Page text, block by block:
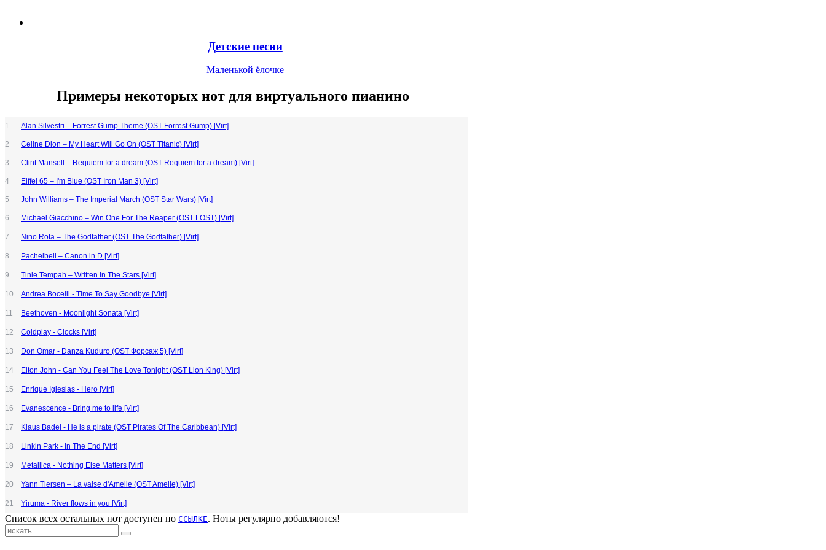
Детские песни
Маленькой ёлочке
Примеры некоторых нот для виртуального пианино
1 Alan Silvestri – Forrest Gump Theme (OST Forrest Gump) [Virt]
2 Celine Dion – My Heart Will Go On (OST Titanic) [Virt]
3 Clint Mansell – Requiem for a dream (OST Requiem for a dream) [Virt]
4 Eiffel 65 – I'm Blue (OST Iron Man 3) [Virt]
5 John Williams – The Imperial March (OST Star Wars) [Virt]
6 Michael Giacchino – Win One For The Reaper (OST LOST) [Virt]
7 Nino Rota – The Godfather (OST The Godfather) [Virt]
8 Pachelbell – Canon in D [Virt]
9 Tinie Tempah – Written In The Stars [Virt]
10 Andrea Bocelli - Time To Say Goodbye [Virt]
11 Beethoven - Moonlight Sonata [Virt]
12 Coldplay - Clocks [Virt]
13 Don Omar - Danza Kuduro (OST Форсаж 5) [Virt]
14 Elton John - Can You Feel The Love Tonight (OST Lion King) [Virt]
15 Enrique Iglesias - Hero [Virt]
16 Evanescence - Bring me to life [Virt]
17 Klaus Badel - He is a pirate (OST Pirates Of The Caribbean) [Virt]
18 Linkin Park - In The End [Virt]
19 Metallica - Nothing Else Matters [Virt]
20 Yann Tiersen – La valse d'Amelie (OST Amelie) [Virt]
21 Yiruma - River flows in you [Virt]
Список всех остальных нот доступен по ССЫЛКЕ. Ноты регулярно добавляются!